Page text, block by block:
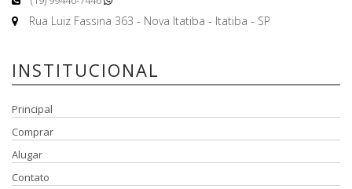
Rua Luiz Fassina 363 - Nova Itatiba - Itatiba - SP
INSTITUCIONAL
Principal
Comprar
Alugar
Contato